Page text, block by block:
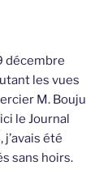
décembre
les vues
M. Bouju
le Journal
été
sans hoirs.